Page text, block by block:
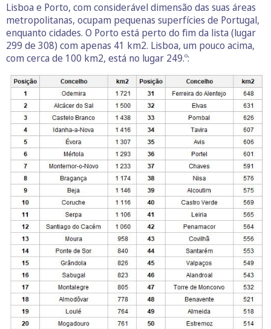
Lisboa e Porto, com considerável dimensão das suas áreas
metropolitanas, ocupam pequenas superfícies de Portugal,
enquanto cidades. O Porto está perto do fim da lista (lugar
299 de 308) com apenas 41 km2. Lisboa, um pouco acima,
com cerca de 100 km2, está no lugar 249.º: